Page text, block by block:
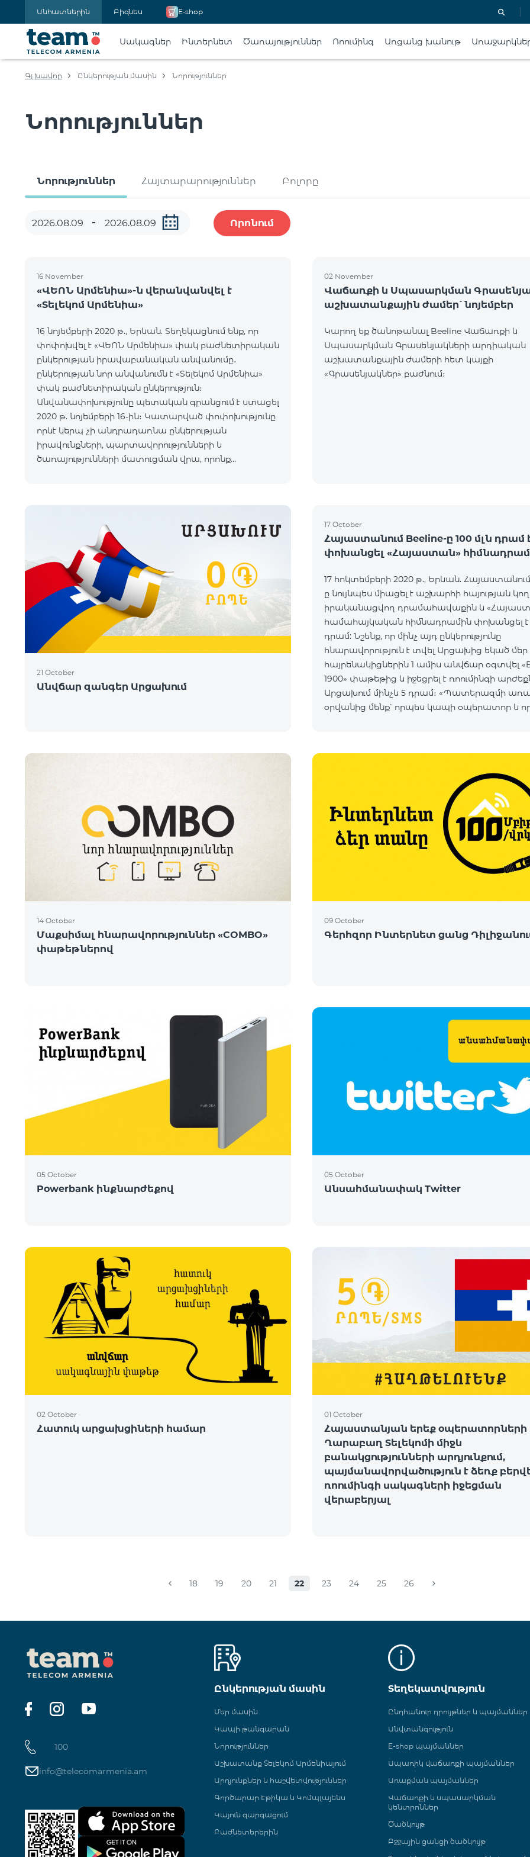
Անհատներին Բիզնես E-shop
Սակագներ Ինտերնետ Ծառայություններ Ռոումինգ Առցանց խանութ
Գլխավոր Ընկերության մասին Նորություններ
Նորություններ
Նորություններ Հայտարարություններ Բոլորը
Որոնում
16 November
«ՎԵՈՆ Արմենիա»-ն վերանվանվել է
«Տելեկոմ Արմենիա»
16 նոյեմբերի 2020 թ., Երևան. Տեղեկացնում ենք, որ
փոփոխվել է «ՎԵՈՆ Արմենիա» փակ բաժնետիրական
ընկերության իրավաբանական անվանումը․
ընկերության նոր անվանումն է «Տելեկոմ Արմենիա»
փակ բաժնետիրական ընկերություն։
Անվանափոխությունը պետական գրանցում է ստացել
2020 թ. նոյեմբերի 16-ին։ Կատարված փոփոխությունը
որևէ կերպ չի անդրադառնա ընկերության
իրավունքների, պարտավորությունների և
ծառայությունների մատուցման վրա, որոնք
02 November
Վաճառքի և Սպասարկման
աշխատանքային ժամեր՝ նոյեմբեր
Կարող եք ծանոթանալ Beeline Վաճառքի և
Սպասարկման Գրասենյակների արդիական
աշխատանքային ժամերի հետ կայքի
«Գրասենյակներ» բաժնում։
21 October
Անվճար զանգեր Արցախում
17 October
Հայաստանում Beeline-ը 100 մլն դրամ
փոխանցել «Հայաստան»
17 հոկտեմբերի 2020 թ., Երևան.
ը նույնպես միացել է աշխարհի հայության
իրականացվող դրամահավաքին և
համահայկական հիմնադրամին փոխանցել է
դրամ: Նշենք, որ մինչ այդ ընկերությունը
հնարավորություն է տվել Արցախից եկած մեր
հայրենակիցներին 1 ամիս անվճար օգտվել
1900» փաթեթից և իջեցրել է ռոումինգի
Արցախում մինչև 5 դրամ։ «Պատերազմի
օրվանից մենք՝ որպես կապի օպերատոր և
14 October
Մաքսիմալ հնարավորություններ «COMBO»
փաթեթներով
09 October
Գերհզոր Ինտերնետ ցանց
05 October
Powerbank ինքնարժեքով
05 October
Անսահմանափակ Twitter
02 October
Հատուկ արցախցիների համար
01 October
Հայաստանյան երեք օպերատորների
Ղարաբաղ Տելեկոմի միջև
բանակցությունների արդյունքում,
պայմանավորվածություն է ձեռք
ռոումինգի սակագների իջեցման
վերաբերյալ
18 19 20 21 22 23 24 25 26
100
info@telecomarmenia.am
Ընկերության մասին
Մեր մասին
Կապի թանգարան
Նորություններ
Աշխատանք Տելեկոմ Արմենիայում
Արդյունքներ և հաշվետվություններ
Գործարար Էթիկա և Կոմպլայենս
Կայուն զարգացում
Բաժնետերերին
Տեղեկատվություն
Ընդհանուր դրույթներ և պայմաններ
Անվտանգություն
E-shop պայմաններ
Ապառիկ վաճառքի պայմաններ
Առաքման պայմաններ
Վաճառքի և սպասարկման
կենտրոններ
Ծածկույթ
Բջջային ցանցի ծածկույթ